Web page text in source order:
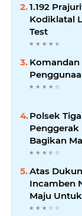
1.192 Prajurit dan Siswa
Kodiklatal
Test
Polsek
Penggerak
Bagikan
Pengguna
Atas
Incamben
Maju
Tegal Kunir